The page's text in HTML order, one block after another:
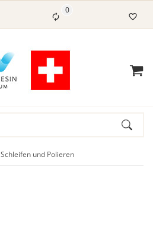
0
Schleifen und Polieren